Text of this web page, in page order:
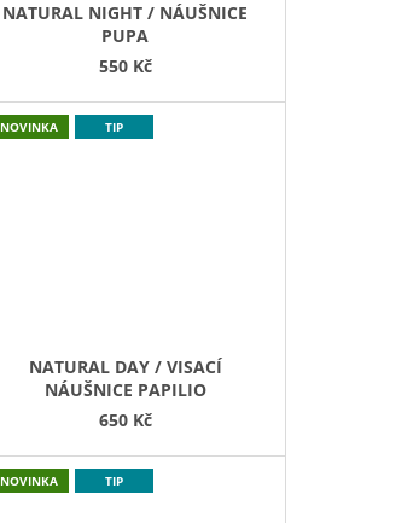
NATURAL NIGHT / NÁUŠNICE
PUPA
550 Kč
NOVINKA TIP
NATURAL DAY / VISACÍ
NÁUŠNICE PAPILIO
650 Kč
NOVINKA TIP